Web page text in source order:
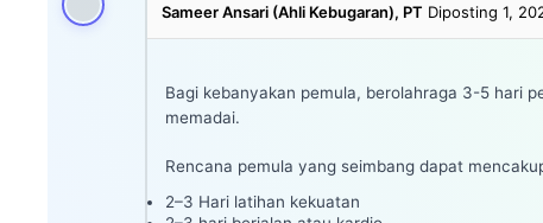
Sameer Ansari (Ahli Kebugaran), PT Diposting 1,
Bagi kebanyakan pemula, berolahraga 3-5 hari
memadai.
Rencana pemula yang seimbang dapat
2–3 Hari latihan kekuatan